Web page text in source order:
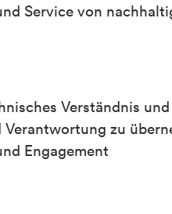
Service von
Verständnis
zu
Engagement